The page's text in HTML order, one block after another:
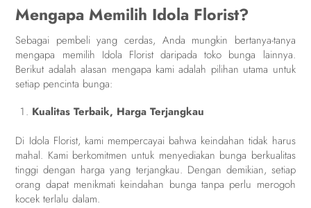
Mengapa Memilih Idola Florist?
Sebagai pembeli yang cerdas, Anda mungkin bertanya-tanya
mengapa memilih Idola Florist daripada toko bunga lainnya.
Berikut adalah alasan mengapa kami adalah pilihan utama untuk
setiap pencinta bunga:
Kualitas Terbaik, Harga Terjangkau
Di Idola Florist, kami mempercayai bahwa keindahan tidak harus
mahal. Kami berkomitmen untuk menyediakan bunga berkualitas
tinggi dengan harga yang terjangkau. Dengan demikian, setiap
orang dapat menikmati keindahan bunga tanpa perlu merogoh
kocek terlalu dalam.